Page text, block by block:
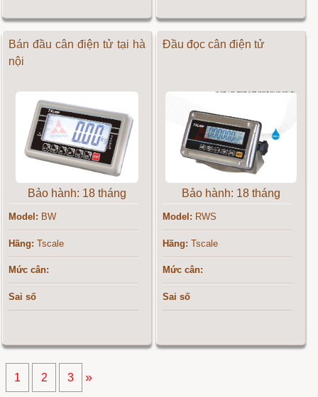
Bán đầu cân điện tử tại hà
nội
Bảo hành: 18 tháng
Model: BW
Hãng: Tscale
Mức cân:
Sai số
Đầu đọc cân điện tử
Bảo hành: 18 tháng
Model: RWS
Hãng: Tscale
Mức cân:
Sai số
1 2 3 »